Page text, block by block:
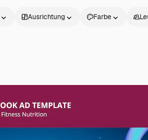
Ausrichtung Farbe
Loslegen